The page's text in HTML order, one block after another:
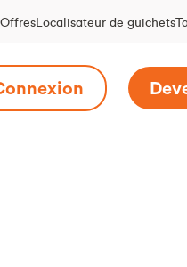
OffresLocalisateur de guichets